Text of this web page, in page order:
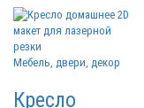
Мебель, двери, декор
Кресло